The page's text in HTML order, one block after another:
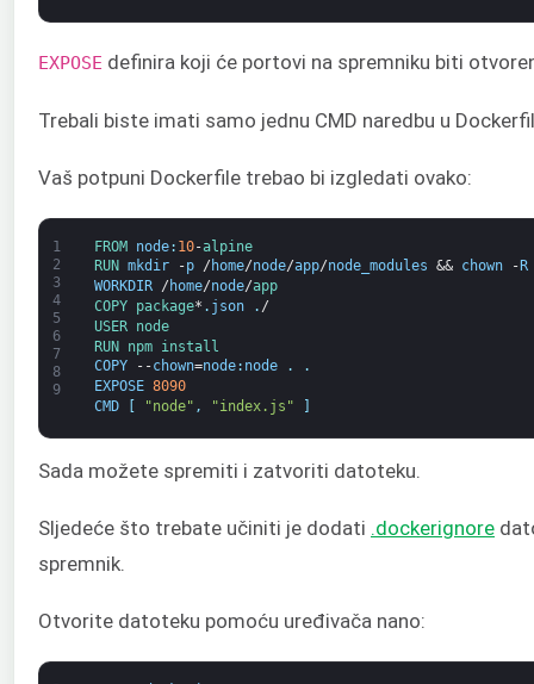
EXPOSE definira koji će portovi na spremniku biti
Trebali biste imati samo jednu CMD naredbu u
Vaš potpuni Dockerfile trebao bi izgledati ovako:
1
2
3
4
5
6
7
8
9
FROM node: 10-alpine
RUN mkdir -p / home/node/app/node_modules && chown - R
WORKDIR
/ home/node/app
COPY package* . json . /
USER node
RUN npm install
COPY
--chown=node: node .
.
EXPOSE 8090
CMD
"node" , "index.js"
Sada možete spremiti i zatvoriti datoteku.
Sljedeće što trebate učiniti je dodati .dockerignore
spremnik.
Otvorite datoteku pomoću uređivača nano: